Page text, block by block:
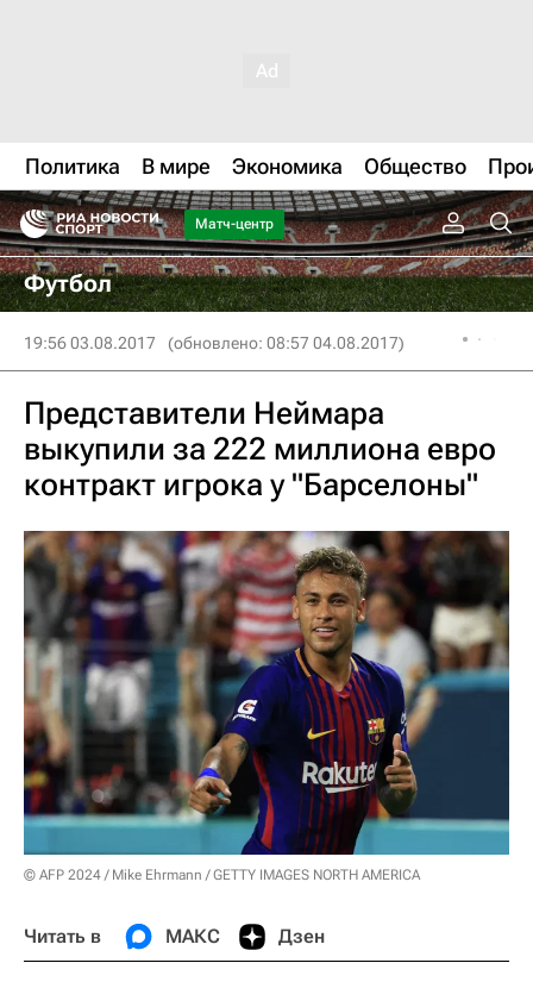
Политика В мире Экономика Общество
Матч-центр
Футбол
19:56 03.08.2017 (обновлено: 08:57 04.08.2017)
Представители Неймара
выкупили за 222 миллиона евро
контракт игрока у "Барселоны"
© AFP 2024 / Mike Ehrmann / GETTY IMAGES NORTH AMERICA
Читать в МАКС Дзен